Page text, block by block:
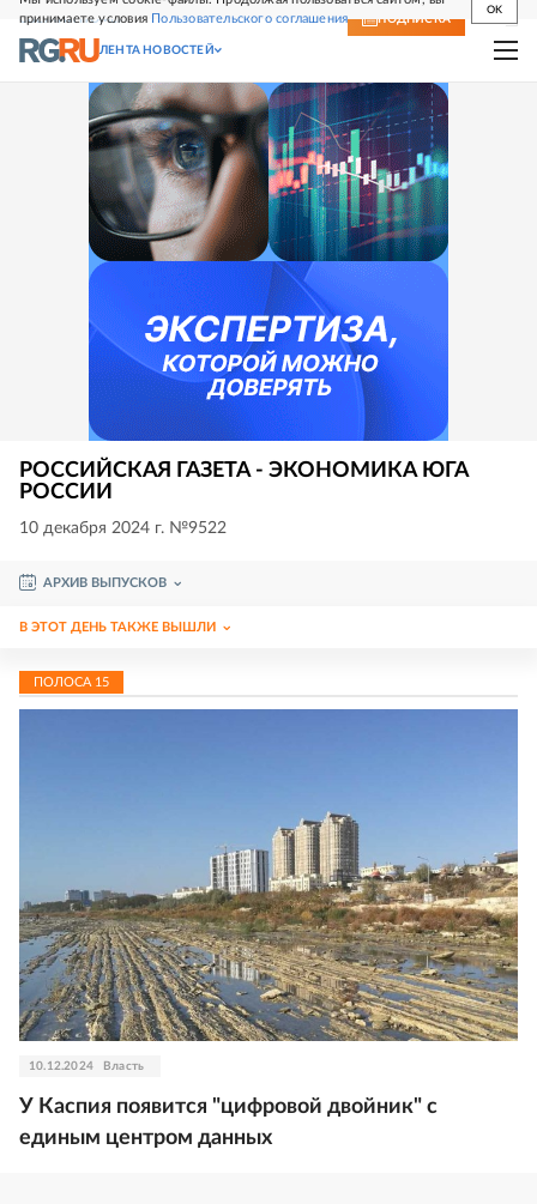
принимаете условия Пользовательского соглашения
OK
СВЕЖИЙ НОМЕР ПОДПИСКА
ЛЕНТА НОВОСТЕЙ
РОССИЙСКАЯ ГАЗЕТА - ЭКОНОМИКА ЮГА
РОССИИ
10 декабря 2024 г. №9522
АРХИВ ВЫПУСКОВ
В ЭТОТ ДЕНЬ ТАКЖЕ ВЫШЛИ
ПОЛОСА 15
10.12.2024 Власть
У Каспия появится "цифровой двойник" с
единым центром данных